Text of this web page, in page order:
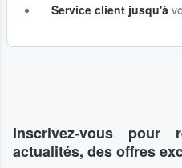
Service client jusqu'à
Inscrivez-vous pour
actualités, des offres